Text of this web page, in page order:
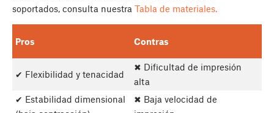
soportados, consulta nuestra Tabla de materiales.
Pros Contras
✔ Flexibilidad y tenacidad
✖ Dificultad de impresión
alta
✔ Estabilidad dimensional
✖ Baja velocidad de